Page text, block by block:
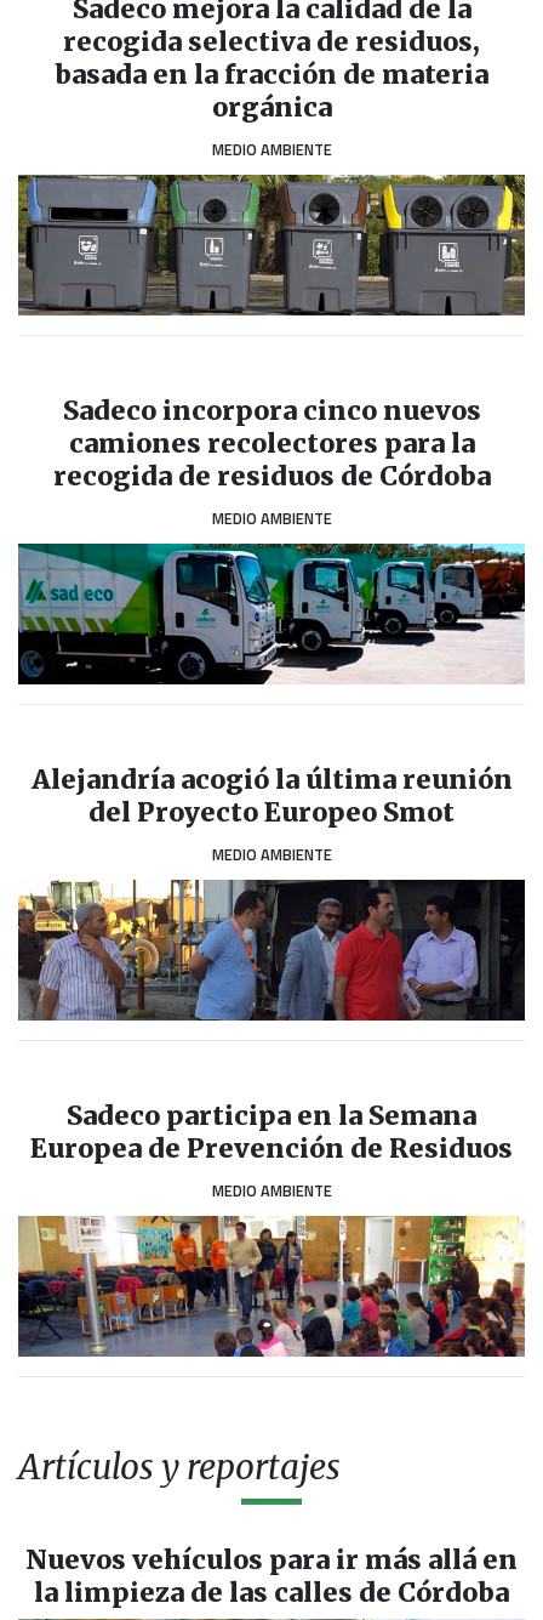
Sadeco mejora la calidad de la
recogida selectiva de residuos,
basada en la fracción de materia
orgánica
MEDIO AMBIENTE
Sadeco incorpora cinco nuevos
camiones recolectores para la
recogida de residuos de Córdoba
MEDIO AMBIENTE
Alejandría acogió la última reunión
del Proyecto Europeo Smot
MEDIO AMBIENTE
Sadeco participa en la Semana
Europea de Prevención de Residuos
MEDIO AMBIENTE
Artículos y reportajes
Nuevos vehículos para ir más allá en
la limpieza de las calles de Córdoba